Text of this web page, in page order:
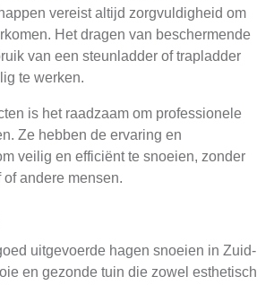
vereist altijd zorgvuldigheid om
Het dragen van beschermende
van een steunladder of trapladder
te werken.
is het raadzaam om professionele
Ze hebben de ervaring en
veilig en efficiënt te snoeien, zonder
andere mensen.
uitgevoerde hagen snoeien in Zuid-
en gezonde tuin die zowel esthetisch